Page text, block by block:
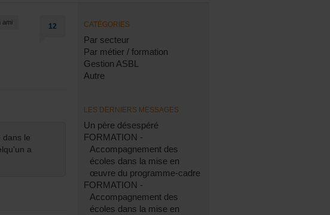
12
ami
dans le
a
CATÉGORIES
Par secteur
Par métier / formation
Gestion ASBL
Autre
LES DERNIERS MESSAGES
Un père désespéré
FORMATION -
Accompagnement des
écoles dans la mise en
œuvre du programme-cadre
FORMATION -
Accompagnement des
écoles dans la mise en